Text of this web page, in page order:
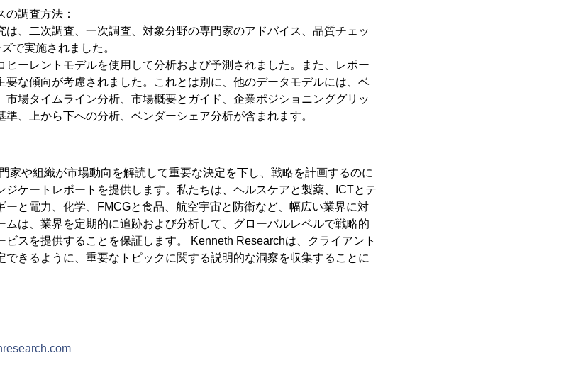
調査方法：
は、二次調査、一次調査、対象分野の専門家のアドバイス、品質チェッ
で実施されました。
ヒーレントモデルを使用して分析および予測されました。また、レポー
要な傾向が考慮されました。これとは別に、他のデータモデルには、ベ
市場タイムライン分析、市場概要とガイド、企業ポジショニンググリッ
準、上から下への分析、ベンダーシェア分析が含まれます。
家や組織が市場動向を解読して重要な決定を下し、戦略を計画するのに
ジケートレポートを提供します。私たちは、ヘルスケアと製薬、ICTとテ
ーと電力、化学、FMCGと食品、航空宇宙と防衛など、幅広い業界に対
ムは、業界を定期的に追跡および分析して、グローバルレベルで戦略的
ビスを提供することを保証します。 Kenneth Researchは、クライアント
できるように、重要なトピックに関する説明的な洞察を収集することに